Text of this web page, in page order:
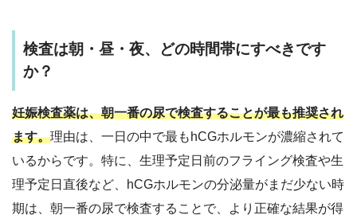
検査は朝・昼・夜、どの時間帯にすべきです
か？
妊娠検査薬は、朝一番の尿で検査することが最も推奨され
ます。理由は、一日の中で最もhCGホルモンが濃縮されて
いるからです。特に、生理予定日前のフライング検査や生
理予定日直後など、hCGホルモンの分泌量がまだ少ない時
期は、朝一番の尿で検査することで、より正確な結果が得